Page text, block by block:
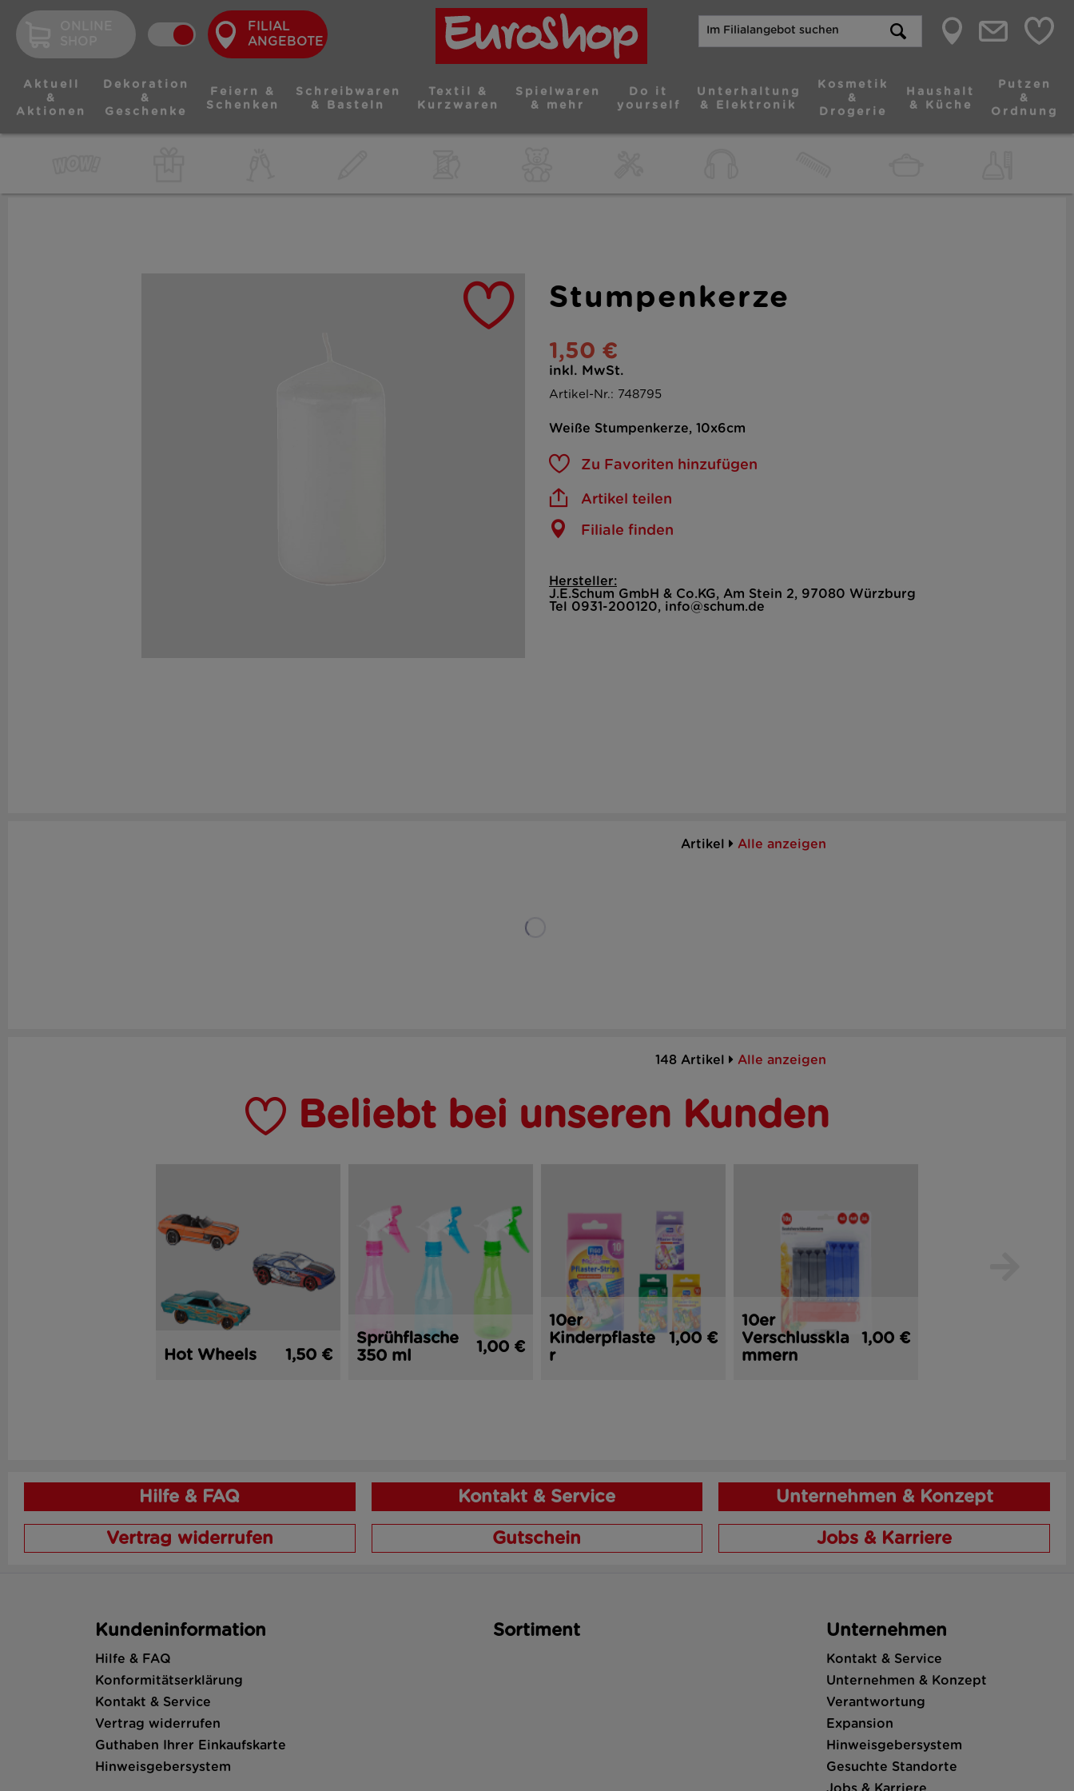
FILIAL
ANGEBOTE
Aktuell
&
Aktionen
Dekoration
&
Geschenke
Feiern &
Schenken
Schreibwaren
& Basteln
Textil &
Kurzwaren
Spielwaren
& mehr
Do it
yourself
Unterhaltung
& Elektronik
Kosmetik
&
Drogerie
Haushalt
& Küche
Putzen
&
Ordnung
Stumpenkerze
1,50 €
inkl. MwSt.
Artikel-Nr.: 748795
Weiße Stumpenkerze, 10x6cm
Zu Favoriten hinzufügen
Artikel teilen
Filiale finden
Hersteller:
J.E.Schum GmbH & Co.KG, Am Stein 2, 97080 Würzburg
Tel 0931-200120, info@schum.de
Artikel Alle anzeigen
148 Artikel Alle anzeigen
Beliebt bei unseren Kunden
Hot Wheels 1,50 €
Sprühflasche
350 ml
1,00 €
10er
Kinderpflaste
r
1,00 €
10er
Verschlusskla
mmern
1,00 €
Hilfe & FAQ Kontakt & Service Unternehmen & Konzept
Vertrag widerrufen Gutschein Jobs & Karriere
Kundeninformation
Hilfe & FAQ
Konformitätserklärung
Kontakt & Service
Vertrag widerrufen
Guthaben Ihrer Einkaufskarte
Hinweisgebersystem
Sortiment Unternehmen
Kontakt & Service
Unternehmen & Konzept
Verantwortung
Expansion
Hinweisgebersystem
Gesuchte Standorte